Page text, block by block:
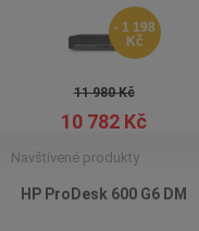
- 1 198
Kč
11 980 Kč
10 782 Kč
Navštívené produkty
HP ProDesk 600 G6 DM